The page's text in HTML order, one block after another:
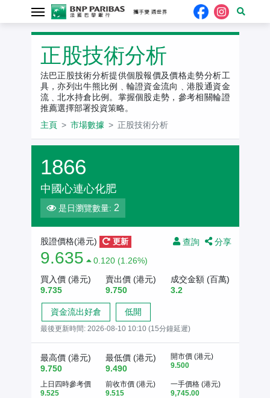
正股技術分析
法巴正股技術分析提供個股報價及價格走勢分析工
具，亦列出牛熊比例﹑輪證資金流向﹑港股通資金
流﹑北水持倉比例。掌握個股走勢，參考相關輪證
推薦選擇部署投資策略。
主頁
市場數據 正股技術分析
1866
中國心連心化肥
是日瀏覽數量: 2
查詢 分享
股證價格(港元) 更新
9.635
0.120 (1.26%)
買入價 (港元)
9.735
賣出價 (港元)
9.750
成交金額 (百萬)
3.2
資金流出好倉 低開
最後更新時間: 2026-08-10 10:10 (15分鐘延遲)
最高價 (港元)
9.750
最低價 (港元)
9.490
開市價 (港元)
9.500
上日四時參考價
9.525
前收市價 (港元)
9.515
一手價格 (港元)
9,745.00